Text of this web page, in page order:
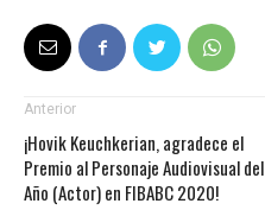
Anterior
¡Hovik Keuchkerian, agradece el
Premio al Personaje Audiovisual del
Año (Actor) en FIBABC 2020!